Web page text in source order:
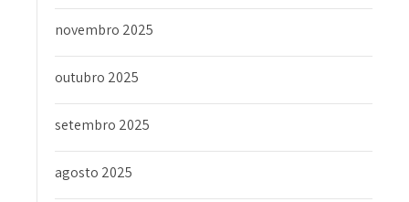
novembro 2025
outubro 2025
setembro 2025
agosto 2025